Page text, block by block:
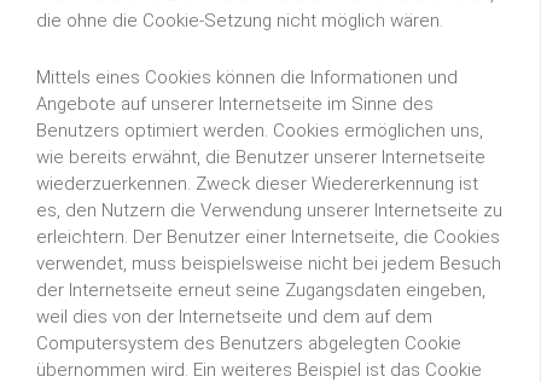
die ohne die Cookie-Setzung nicht möglich wären.
Mittels eines Cookies können die Informationen und
Angebote auf unserer Internetseite im Sinne des
Benutzers optimiert werden. Cookies ermöglichen uns,
wie bereits erwähnt, die Benutzer unserer Internetseite
wiederzuerkennen. Zweck dieser Wiedererkennung ist
es, den Nutzern die Verwendung unserer Internetseite zu
erleichtern. Der Benutzer einer Internetseite, die Cookies
verwendet, muss beispielsweise nicht bei jedem Besuch
der Internetseite erneut seine Zugangsdaten eingeben,
weil dies von der Internetseite und dem auf dem
Computersystem des Benutzers abgelegten Cookie
übernommen wird. Ein weiteres Beispiel ist das Cookie